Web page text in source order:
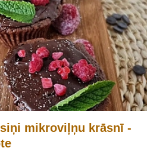
mikroviļņu krāsnī -